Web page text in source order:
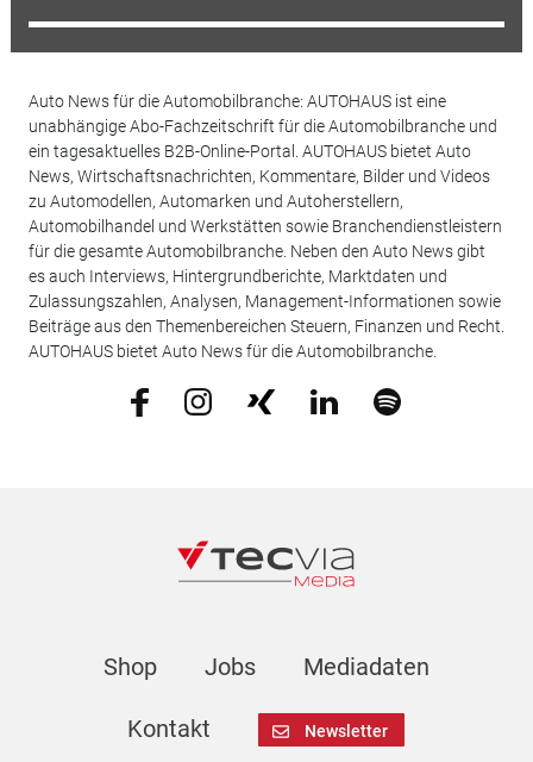
Auto News für die Automobilbranche: AUTOHAUS ist eine
unabhängige Abo-Fachzeitschrift für die Automobilbranche und
ein tagesaktuelles B2B-Online-Portal. AUTOHAUS bietet Auto
News, Wirtschaftsnachrichten, Kommentare, Bilder und Videos
zu Automodellen, Automarken und Autoherstellern,
Automobilhandel und Werkstätten sowie Branchendienstleistern
für die gesamte Automobilbranche. Neben den Auto News gibt
es auch Interviews, Hintergrundberichte, Marktdaten und
Zulassungszahlen, Analysen, Management-Informationen sowie
Beiträge aus den Themenbereichen Steuern, Finanzen und Recht.
AUTOHAUS bietet Auto News für die Automobilbranche.
Shop Jobs Mediadaten
Kontakt Newsletter